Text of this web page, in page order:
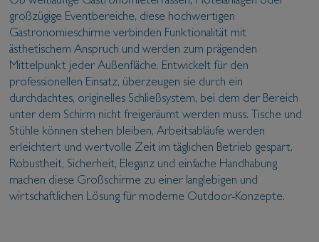
großzügige Eventbereiche, diese hochwertigen
Gastronomieschirme verbinden Funktionalität mit
ästhetischem Anspruch und werden zum prägenden
Mittelpunkt jeder Außenfläche. Entwickelt für den
professionellen Einsatz, überzeugen sie durch ein
durchdachtes, originelles Schließsystem, bei dem der Bereich
unter dem Schirm nicht freigeräumt werden muss. Tische und
Stühle können stehen bleiben, Arbeitsabläufe werden
erleichtert und wertvolle Zeit im täglichen Betrieb gespart.
Robustheit, Sicherheit, Eleganz und einfache Handhabung
machen diese Großschirme zu einer langlebigen und
wirtschaftlichen Lösung für moderne Outdoor-Konzepte.